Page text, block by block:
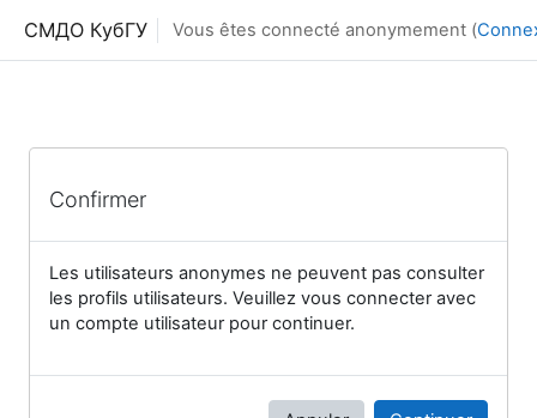
СМДО КубГУ Vous êtes connecté anonymement (
Confirmer
Les utilisateurs anonymes ne peuvent pas consulter
les profils utilisateurs. Veuillez vous connecter avec
un compte utilisateur pour continuer.